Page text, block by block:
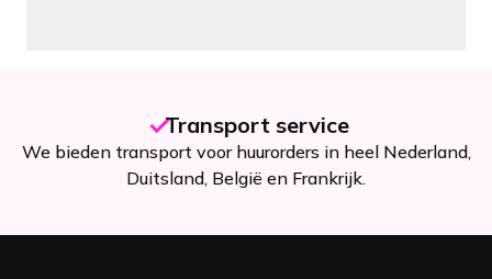
Transport service
We bieden transport voor huurorders in heel Nederland,
Duitsland, België en Frankrijk.